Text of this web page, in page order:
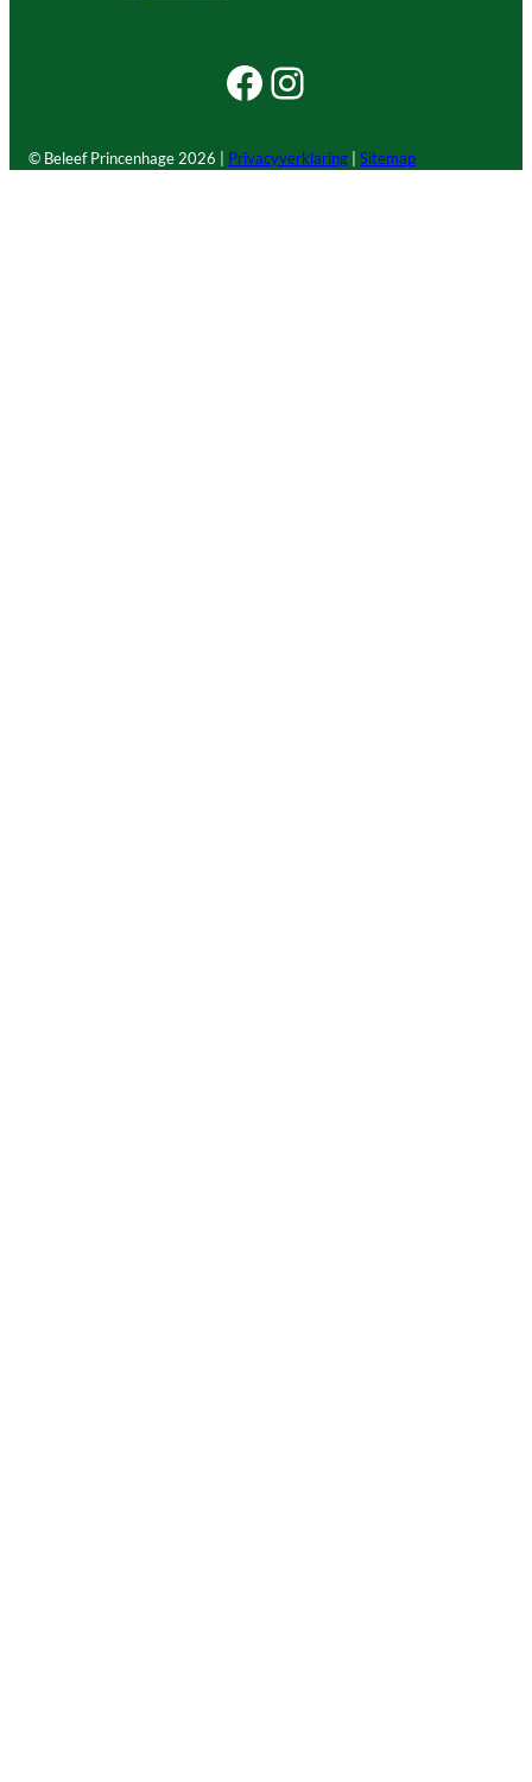
Facebook Beleef Princenhage
Instagram Beleef Princenhage
© Beleef Princenhage2026 | Privacyverklaring Sitemap